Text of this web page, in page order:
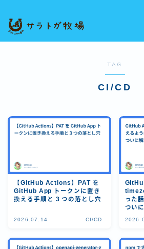
MENU
利用規約／特定商取引法に基づく表
TAG
CI/CD
【GitHub Actions】PAT を
GitHub App トークンに置き
換える手順と 3 つの落とし穴
2026.07.14 CI/CD
った
つい